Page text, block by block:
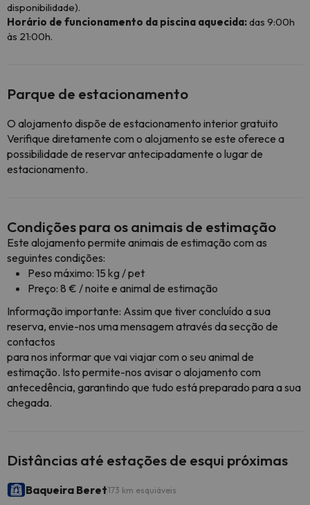
disponibilidade).
Horário de funcionamento da piscina aquecida:das 9:00h
às 21:00h.
Parque de estacionamento
O alojamento dispõe de estacionamento interior gratuito
Verifique diretamente com o alojamento se este oferece a
possibilidade de reservar antecipadamente o lugar de
estacionamento.
Condições para os animais de estimação
Este alojamento permite animais de estimação com as
seguintes condições:
Peso máximo: 15 kg / pet
Preço: 8 € / noite e animal de estimação
Informação importante: Assim que tiver concluído a sua
reserva, envie-nos uma mensagem através da secção de
contactos
para nos informar que vai viajar com o seu animal de
estimação. Isto permite-nos avisar o alojamento com
antecedência, garantindo que tudo está preparado para a sua
chegada.
Distâncias até estações de esqui próximas
Baqueira Beret173 km esquiáveis